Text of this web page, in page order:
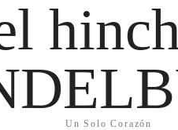
Un Solo Corazón